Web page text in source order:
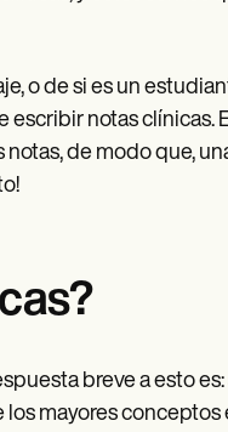
o de si es un
notas clínicas.
de modo que,
breve a esto
mayores conceptos